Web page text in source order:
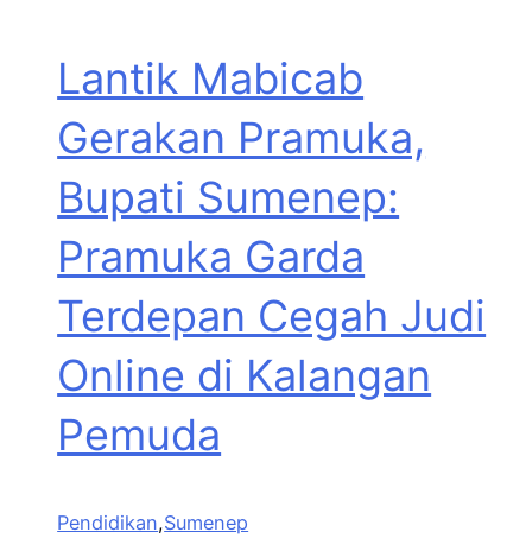
Lantik Mabicab
Gerakan Pramuka,
Bupati Sumenep:
Pramuka Garda
Terdepan Cegah Judi
Online di Kalangan
Pemuda
Pendidikan,Sumenep